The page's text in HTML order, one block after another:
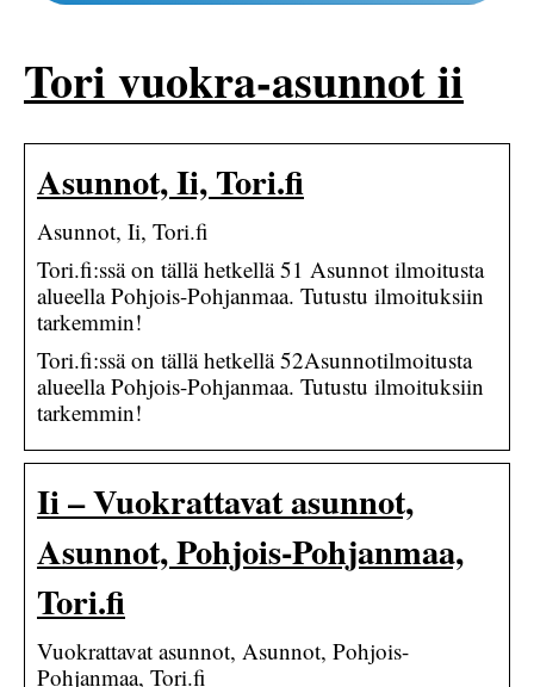
Tori vuokra-asunnot ii
Asunnot, Ii, Tori.fi
Asunnot, Ii, Tori.fi
Tori.fi:ssä on tällä hetkellä 51 Asunnot ilmoitusta
alueella Pohjois-Pohjanmaa. Tutustu ilmoituksiin
tarkemmin!
Tori.fi:ssä on tällä hetkellä 52Asunnotilmoitusta
alueella Pohjois-Pohjanmaa. Tutustu ilmoituksiin
tarkemmin!
Ii – Vuokrattavat asunnot,
Asunnot, Pohjois-Pohjanmaa,
Tori.fi
Vuokrattavat asunnot, Asunnot, Pohjois-
Pohjanmaa, Tori.fi